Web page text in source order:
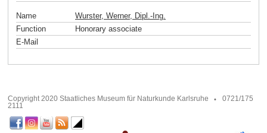
Name
Wurster, Werner, Dipl.-Ing.
Function
Honorary associate
E-Mail
Copyright 2020 Staatliches Museum für Naturkunde Karlsruhe
0721/175
2111